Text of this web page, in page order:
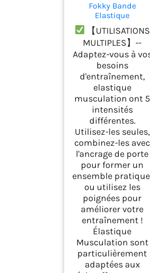
Fokky Bande
Elastique
Musculation,
Élastique
Musculation avec 5
Niveaux
【UTILISATIONS
MULTIPLES】--
Adaptez-vous à
besoins
d'entraînement,
elastique
musculation ont 5
intensités
différentes.
Utilisez-les seules,
combinez-les avec
l'ancrage de porte
pour former un
ensemble
ou utilisez les
poignées pour
améliorer votre
entraînement !
Élastique
Musculation sont
particulièrement
adaptées aux